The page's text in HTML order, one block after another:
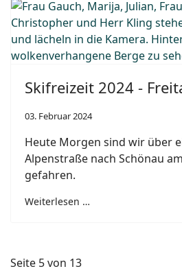
Skifreizeit 2024 -
03. Februar 2024
Heute Morgen sind wir über
Alpenstraße nach Schönau
gefahren.
Weiterlesen …
Seite 5 von 13